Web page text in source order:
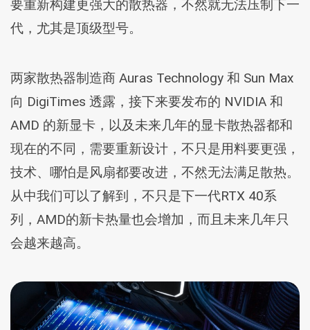
要重新构建更强大的散热器，不然就无法压制下一
代，尤其是顶级型号。
两家散热器制造商 Auras Technology 和 Sun Max
向 DigiTimes 透露，接下来要发布的 NVIDIA 和
AMD 的新显卡，以及未来几年的显卡散热器都和
现在的不同，需要重新设计，不只是用料要更强，
技术、哪怕是风扇都要改进，不然无法满足散热。
从中我们可以了解到，不只是下一代RTX 40系
列，AMD的新卡热量也会增加，而且未来几年只
会越来越高。